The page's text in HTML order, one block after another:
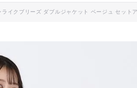
ライクブリーズ ダブルジャケット ベージュ セット